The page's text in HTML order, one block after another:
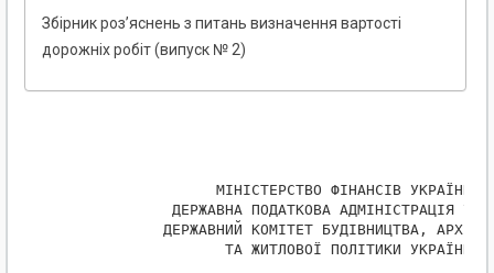
Збірник роз’яснень з питань визначення вартості
дорожніх робіт (випуск № 2)